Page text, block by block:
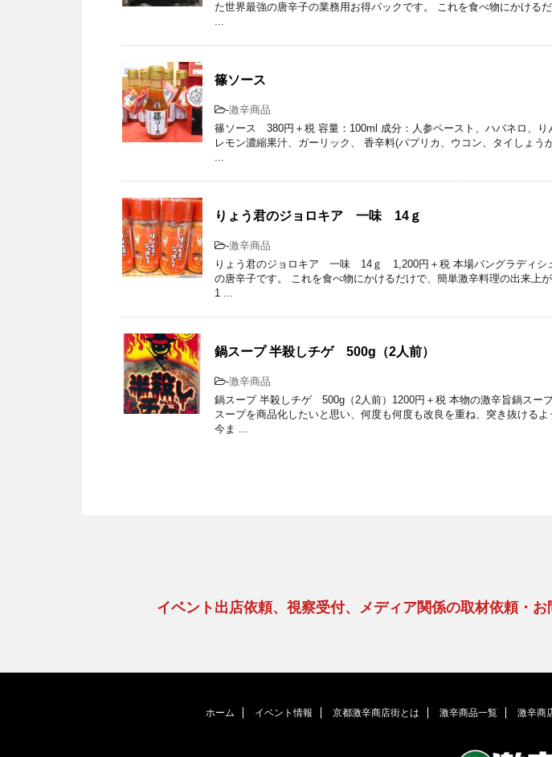
た世界最強の唐辛子の業務用お得パックです。 これを食べ物にかける
...
篠ソース
-激辛商品
篠ソース 380円＋税 容量：100ml 成分：人参ペースト、ハバネロ、り
レモン濃縮果汁、ガーリック、 香辛料(パプリカ、ウコン、タイしょう
...
りょう君のジョロキア 一味 14ｇ
-激辛商品
りょう君のジョロキア 一味 14ｇ 1,200円＋税 本場バングラディシ
の唐辛子です。 これを食べ物にかけるだけで、簡単激辛料理の出来上
1 ...
鍋スープ 半殺しチゲ 500g（2人前）
-激辛商品
鍋スープ 半殺しチゲ 500g（2人前）1200円＋税 本物の激辛旨鍋スー
スープを商品化したいと思い、何度も何度も改良を重ね、突き抜ける
今ま ...
イベント出店依頼、視察受付、メディア関係の取材依頼・
ホーム イベント情報 京都激辛商店街とは 激辛商品一覧 激辛商